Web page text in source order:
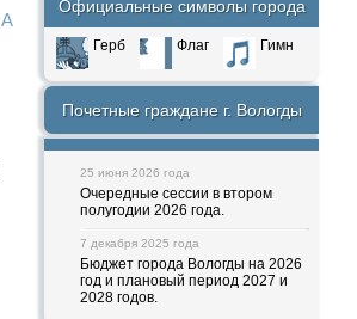
А
Официальные символы города
Герб Флаг Гимн
Почетные граждане г. Вологды
25 июня 2026 года
Очередные сессии в втором
полугодии 2026 года.
7 декабря 2025 года
Бюджет города Вологды на 2026
год и плановый период 2027 и
2028 годов.